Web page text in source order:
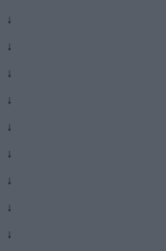
↓
↓
↓
↓
↓
↓
↓
↓
↓